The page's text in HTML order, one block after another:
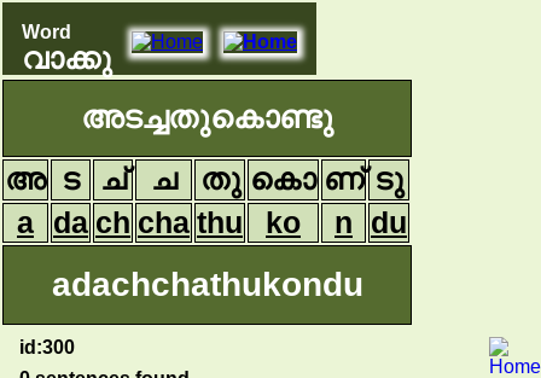
Word
വാക്കു
അടച്ചതുകൊണ്ടു
അ ട ച് ച തു കൊ ണ് ടു
a
da ch cha thu ko n du
adachchathukondu
id:300